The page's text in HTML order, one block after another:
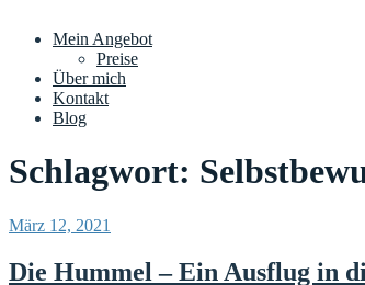
Mein Angebot
Preise
Über mich
Kontakt
Blog
Schlagwort:
Veröffentlicht
März 12, 2021
Die Hummel – Ein Ausflug in